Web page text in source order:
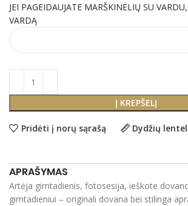
JEI PAGEIDAUJATE MARŠKINĖLIŲ SU
VARDĄ
Į KREPŠELĮ
Pridėti į norų sąrašą Dydžių
APRAŠYMAS
Artėja gimtadienis, fotosesija, ieškote
gimtadieniui – originali dovana bei stilinga